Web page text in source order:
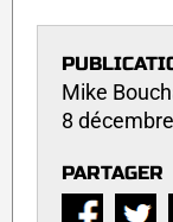
Mike
8
PARTAGER